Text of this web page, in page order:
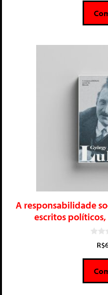
5
A responsabilidade
escritos
5
R$